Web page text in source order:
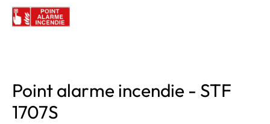
Point alarme incendie - STF
1707S